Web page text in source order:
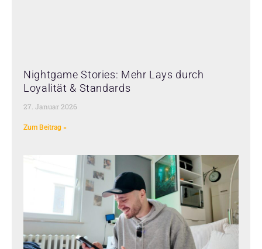
Nightgame Stories: Mehr Lays durch
Loyalität & Standards
27. Januar 2026
Zum Beitrag »